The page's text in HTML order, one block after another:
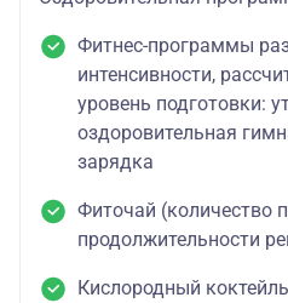
Фитнес-программы
интенсивности,
уровень подготовки:
оздоровительная
зарядка
Фиточай (количество
продолжительности
Кислородный